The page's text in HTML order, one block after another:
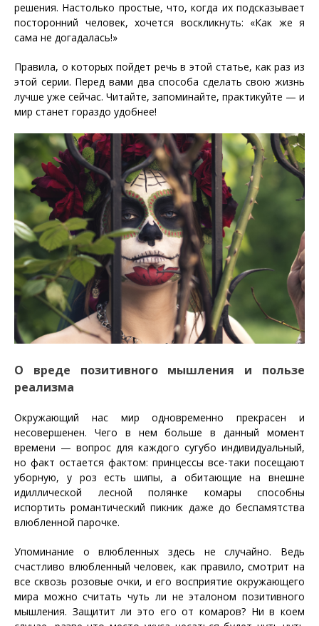
решения. Настолько простые, что, когда их подсказывает
посторонний человек, хочется воскликнуть: «Как же я
сама не догадалась!»
Правила, о которых пойдет речь в этой статье, как раз из
этой серии. Перед вами два способа сделать свою жизнь
лучше уже сейчас. Читайте, запоминайте, практикуйте — и
мир станет гораздо удобнее!
О вреде позитивного мышления и пользе
реализма
Окружающий нас мир одновременно прекрасен и
несовершенен. Чего в нем больше в данный момент
времени — вопрос для каждого сугубо индивидуальный,
но факт остается фактом: принцессы все-таки посещают
уборную, у роз есть шипы, а обитающие на внешне
идиллической лесной полянке комары способны
испортить романтический пикник даже до беспамятства
влюбленной парочке.
Упоминание о влюбленных здесь не случайно. Ведь
счастливо влюбленный человек, как правило, смотрит на
все сквозь розовые очки, и его восприятие окружающего
мира можно считать чуть ли не эталоном позитивного
мышления. Защитит ли это его от комаров? Ни в коем